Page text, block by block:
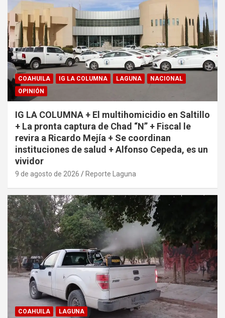
COAHUILA IG LA COLUMNA LAGUNA
NACIONAL
OPINIÓN
IG LA COLUMNA + El multihomicidio en Saltillo
+ La pronta captura de Chad “N” + Fiscal le
revira a Ricardo Mejía + Se coordinan
instituciones de salud + Alfonso Cepeda, es un
vividor
9 de agosto de 2026 Reporte Laguna
COAHUILA LAGUNA